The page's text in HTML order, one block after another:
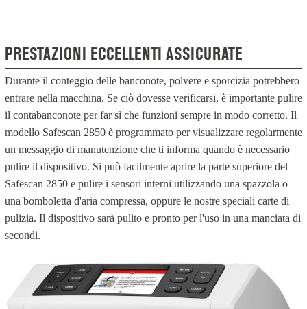
PRESTAZIONI ECCELLENTI ASSICURATE
Durante il conteggio delle banconote, polvere e sporcizia potrebbero
entrare nella macchina. Se ciò dovesse verificarsi, è importante pulire
il contabanconote per far sì che funzioni sempre in modo corretto. Il
modello Safescan 2850 è programmato per visualizzare regolarmente
un messaggio di manutenzione che ti informa quando è necessario
pulire il dispositivo. Si può facilmente aprire la parte superiore del
Safescan 2850 e pulire i sensori interni utilizzando una spazzola o
una bomboletta d'aria compressa, oppure le nostre speciali carte di
pulizia. Il dispositivo sarà pulito e pronto per l'uso in una manciata di
secondi.